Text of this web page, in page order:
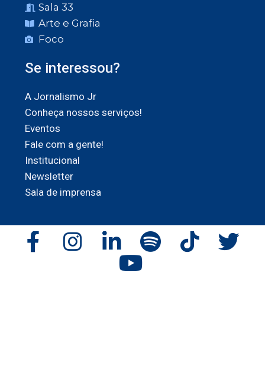
Sala 33
Arte e Grafia
Foco
Se interessou?
A Jornalismo Jr
Conheça nossos serviços!
Eventos
Fale com a gente!
Institucional
Newsletter
Sala de imprensa